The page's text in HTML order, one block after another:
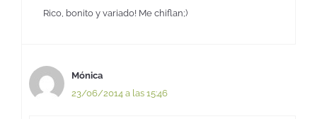
Rico, bonito y variado! Me chiflan;)
Mónica
23/06/2014 a las 15:46